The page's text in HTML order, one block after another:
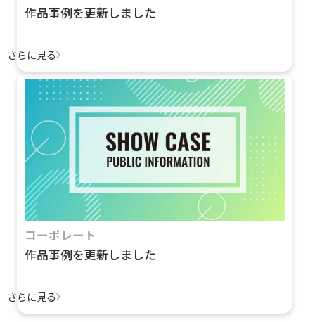
作品事例を更新しました
さらに見る
コーポレート
作品事例を更新しました
さらに見る